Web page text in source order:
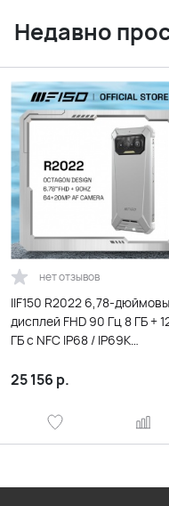
Недавно
нет отзывов
IIF150 R2022 6,78-
дисплей FHD 90 Гц 8 ГБ +
ГБ с NFC IP68 / IP69K
прочный телефон 64MP +
видения
25 156 р.